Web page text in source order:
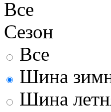
Все
Сезон
Все
Шина
Шина